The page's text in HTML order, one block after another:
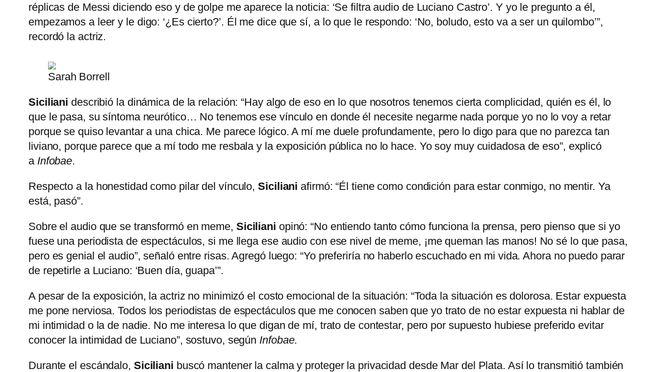
réplicas de Messi diciendo eso y de golpe me aparece la noticia: ‘Se filtra audio de Luciano Castro’. Y yo le pregunto a él,
empezamos a leer y le digo: ‘¿Es cierto?’. Él me dice que sí, a lo que le respondo: ‘No, boludo, esto va a ser un quilombo’”,
recordó la actriz.
Sarah Borrell
Siciliani describió la dinámica de la relación: “Hay algo de eso en lo que nosotros tenemos cierta complicidad, quién es él, lo
que le pasa, su síntoma neurótico… No tenemos ese vínculo en donde él necesite negarme nada porque yo no lo voy a retar
porque se quiso levantar a una chica. Me parece lógico. A mí me duele profundamente, pero lo digo para que no parezca tan
liviano, porque parece que a mí todo me resbala y la exposición pública no lo hace. Yo soy muy cuidadosa de eso”, explicó
a Infobae.
Respecto a la honestidad como pilar del vínculo,Siciliani afirmó: “Él tiene como condición para estar conmigo, no mentir. Ya
está, pasó”.
Sobre el audio que se transformó en meme, Siciliani opinó: “No entiendo tanto cómo funciona la prensa, pero pienso que si yo
fuese una periodista de espectáculos, si me llega ese audio con ese nivel de meme, ¡me queman las manos! No sé lo que pasa,
pero es genial el audio”, señaló entre risas. Agregó luego: “Yo preferiría no haberlo escuchado en mi vida. Ahora no puedo parar
de repetirle a Luciano: ‘Buen día, guapa’”.
A pesar de la exposición, la actriz no minimizó el costo emocional de la situación: “Toda la situación es dolorosa. Estar expuesta
me pone nerviosa. Todos los periodistas de espectáculos que me conocen saben que yo trato de no estar expuesta ni hablar de
mi intimidad o la de nadie. No me interesa lo que digan de mí, trato de contestar, pero por supuesto hubiese preferido evitar
conocer la intimidad de Luciano”, sostuvo, según Infobae.
Durante el escándalo, Siciliani buscó mantener la calma y proteger la privacidad desde Mar del Plata. Así lo transmitió también